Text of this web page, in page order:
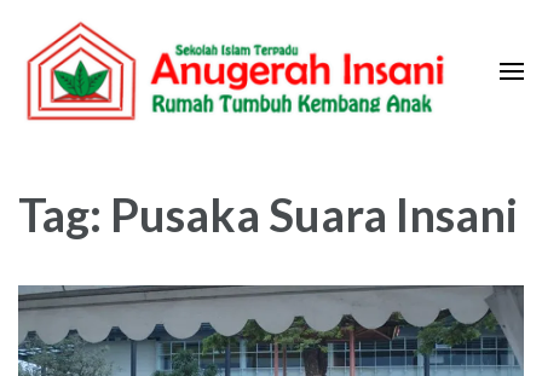
content
(Press
Tag: Pusaka Suara Insani